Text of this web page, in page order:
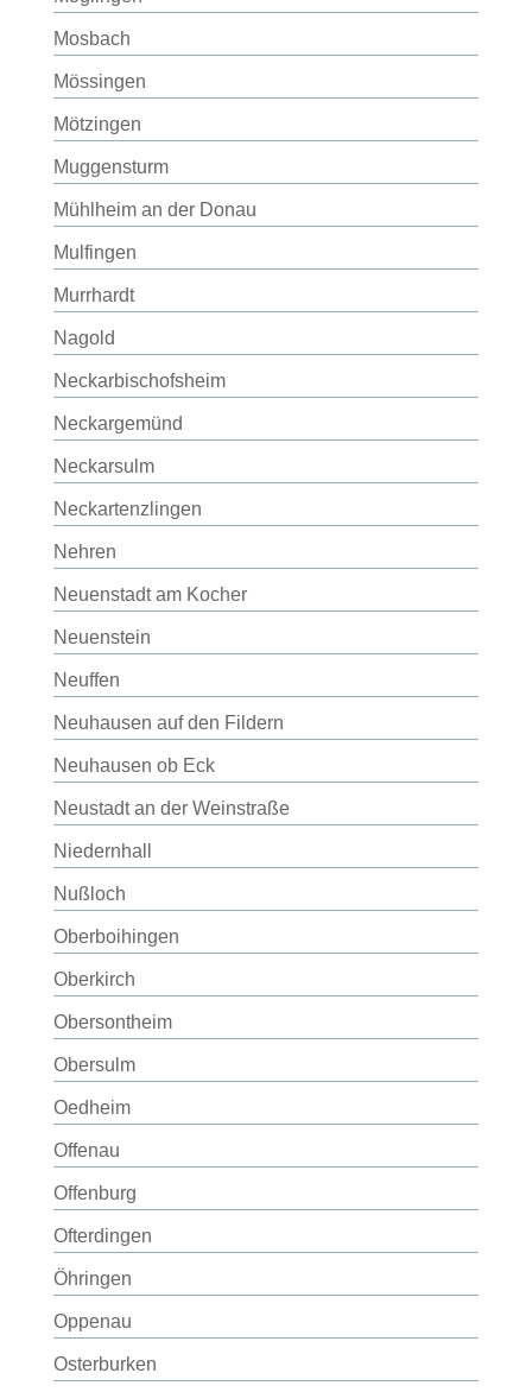
Mosbach
Mössingen
Mötzingen
Muggensturm
Mühlheim an der Donau
Mulfingen
Murrhardt
Nagold
Neckarbischofsheim
Neckargemünd
Neckarsulm
Neckartenzlingen
Nehren
Neuenstadt am Kocher
Neuenstein
Neuffen
Neuhausen auf den Fildern
Neuhausen ob Eck
Neustadt an der Weinstraße
Niedernhall
Nußloch
Oberboihingen
Oberkirch
Obersontheim
Obersulm
Oedheim
Offenau
Offenburg
Ofterdingen
Öhringen
Oppenau
Osterburken